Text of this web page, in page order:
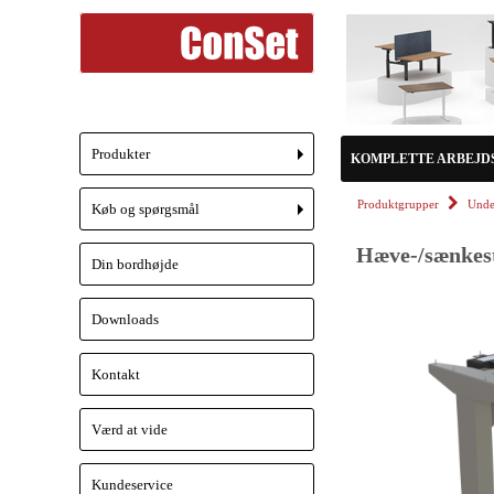
KOMPLETTE
Produktgrupper
Hæve-/
+
Produkter
+
Køb og spørgsmål
Din bordhøjde
Downloads
Kontakt
Værd at vide
Kundeservice